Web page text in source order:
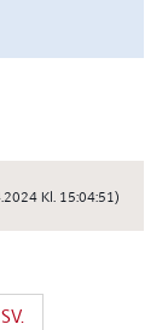
Kl. 15:04:51)